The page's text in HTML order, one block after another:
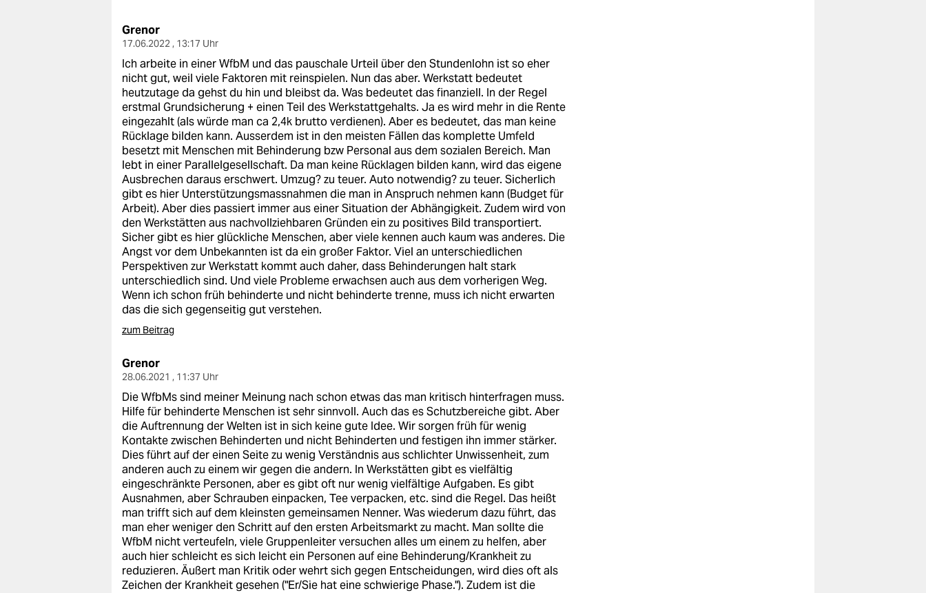
nord
wahrheit
verlag
verlag
veranstaltungen
shop
fragen & hilfe
unterstützen
abo
genossenschaft
epaper login
Grenor
17.06.2022 , 13:17 Uhr
Ich arbeite in einer WfbM und das pauschale Urteil über den Stundenlohn ist so eher
nicht gut, weil viele Faktoren mit reinspielen. Nun das aber. Werkstatt bedeutet
heutzutage da gehst du hin und bleibst da. Was bedeutet das finanziell. In der Regel
erstmal Grundsicherung + einen Teil des Werkstattgehalts. Ja es wird mehr in die Rente
eingezahlt (als würde man ca 2,4k brutto verdienen). Aber es bedeutet, das man keine
Rücklage bilden kann. Ausserdem ist in den meisten Fällen das komplette Umfeld
besetzt mit Menschen mit Behinderung bzw Personal aus dem sozialen Bereich. Man
lebt in einer Parallelgesellschaft. Da man keine Rücklagen bilden kann, wird das eigene
Ausbrechen daraus erschwert. Umzug? zu teuer. Auto notwendig? zu teuer. Sicherlich
gibt es hier Unterstützungsmassnahmen die man in Anspruch nehmen kann (Budget für
Arbeit). Aber dies passiert immer aus einer Situation der Abhängigkeit. Zudem wird von
den Werkstätten aus nachvollziehbaren Gründen ein zu positives Bild transportiert.
Sicher gibt es hier glückliche Menschen, aber viele kennen auch kaum was anderes. Die
Angst vor dem Unbekannten ist da ein großer Faktor. Viel an unterschiedlichen
Perspektiven zur Werkstatt kommt auch daher, dass Behinderungen halt stark
unterschiedlich sind. Und viele Probleme erwachsen auch aus dem vorherigen Weg.
Wenn ich schon früh behinderte und nicht behinderte trenne, muss ich nicht erwarten
das die sich gegenseitig gut verstehen.
zum Beitrag
Grenor
28.06.2021 , 11:37 Uhr
Die WfbMs sind meiner Meinung nach schon etwas das man kritisch hinterfragen muss.
Hilfe für behinderte Menschen ist sehr sinnvoll. Auch das es Schutzbereiche gibt. Aber
die Auftrennung der Welten ist in sich keine gute Idee. Wir sorgen früh für wenig
Kontakte zwischen Behinderten und nicht Behinderten und festigen ihn immer stärker.
Dies führt auf der einen Seite zu wenig Verständnis aus schlichter Unwissenheit, zum
anderen auch zu einem wir gegen die andern. In Werkstätten gibt es vielfältig
eingeschränkte Personen, aber es gibt oft nur wenig vielfältige Aufgaben. Es gibt
Ausnahmen, aber Schrauben einpacken, Tee verpacken, etc. sind die Regel. Das heißt
man trifft sich auf dem kleinsten gemeinsamen Nenner. Was wiederum dazu führt, das
man eher weniger den Schritt auf den ersten Arbeitsmarkt zu macht. Man sollte die
WfbM nicht verteufeln, viele Gruppenleiter versuchen alles um einem zu helfen, aber
auch hier schleicht es sich leicht ein Personen auf eine Behinderung/Krankheit zu
reduzieren. Äußert man Kritik oder wehrt sich gegen Entscheidungen, wird dies oft als
Zeichen der Krankheit gesehen ("Er/Sie hat eine schwierige Phase."). Zudem ist die